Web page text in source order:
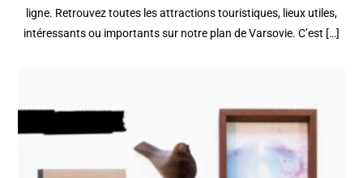
ligne. Retrouvez toutes les attractions touristiques, lieux utiles,
intéressants ou importants sur notre plan de Varsovie. C’est […]